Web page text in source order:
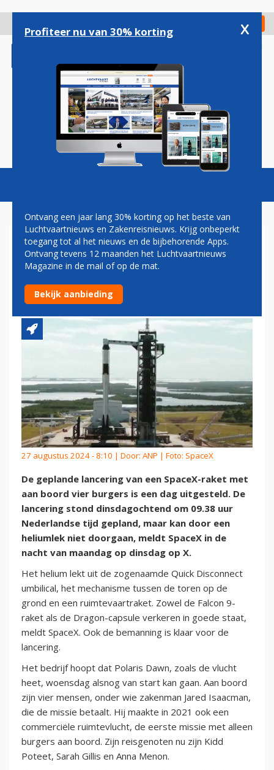
gaan
Check in
Magazine Podcasts Vacatures
LANCERING SPACEX-RAKET
DAG UITGESTELD DOOR
TECHNISCH PROBLEEM
27 augustus 2024 - 8:10 | Door: ANP | Foto: SpaceX
De geplande lancering van een SpaceX-raket met
aan boord vier burgers is een dag uitgesteld. De
lancering stond dinsdagochtend om 09.38 uur
Nederlandse tijd gepland, maar kan door een
heliumlek niet doorgaan, meldt SpaceX in de
nacht van maandag op dinsdag op X.
Het helium lekt uit de zogenaamde Quick Disconnect
umbilical, het mechanisme tussen de toren op de
grond en een ruimtevaartraket. Zowel de Falcon 9-
raket als de Dragon-capsule verkeren in goede staat,
meldt SpaceX. Ook de bemanning is klaar voor de
lancering.
Het bedrijf hoopt dat Polaris Dawn, zoals de vlucht
heet, woensdag alsnog van start kan gaan. Aan boord
zijn vier mensen, onder wie zakenman Jared Isaacman,
die de missie betaalt. Hij maakte in 2021 ook een
commerciële ruimtevlucht, de eerste missie met alleen
burgers aan boord. Zijn reisgenoten nu zijn Kidd
Poteet, Sarah Gillis en Anna Menon.
Profiteer nu van 30% korting x
Ontvang een jaar lang 30% korting op het beste van
Luchtvaartnieuws en Zakenreisnieuws. Krijg onbeperkt
toegang tot al het nieuws en de bijbehorende Apps.
Ontvang tevens 12 maanden het Luchtvaartnieuws
Magazine in de mail of op de mat.
Bekijk aanbieding